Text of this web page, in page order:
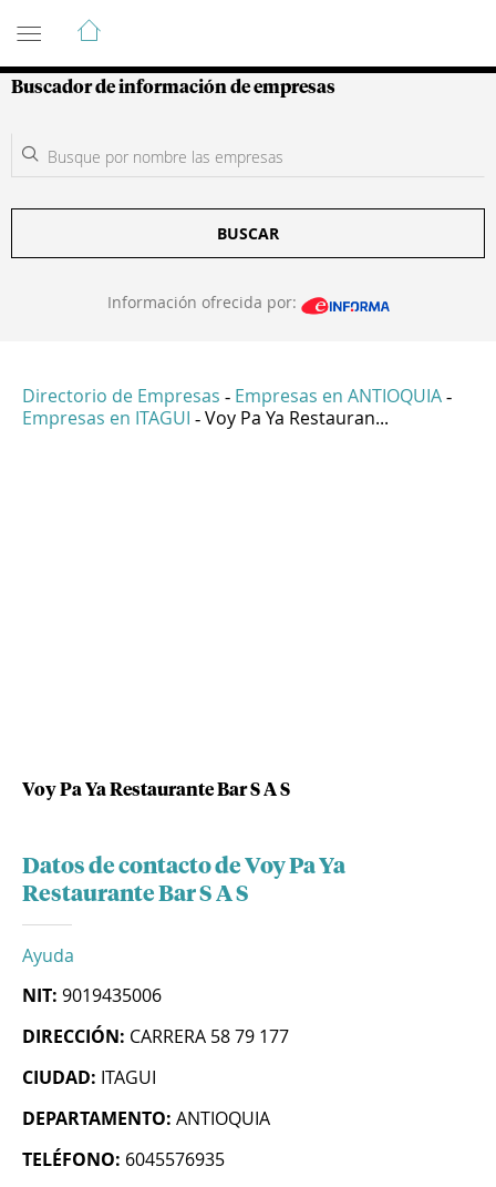
Guía de Empresas Colombianas
Buscador de información de empresas
BUSCAR
Información ofrecida por:
Directorio de Empresas - Empresas en ANTIOQUIA -
Empresas en ITAGUI - Voy Pa Ya Restauran...
Voy Pa Ya Restaurante Bar S A S
Datos de contacto de Voy Pa Ya
Restaurante Bar S A S
Ayuda
NIT: 9019435006
DIRECCIÓN: CARRERA 58 79 177
CIUDAD: ITAGUI
DEPARTAMENTO: ANTIOQUIA
TELÉFONO: 6045576935